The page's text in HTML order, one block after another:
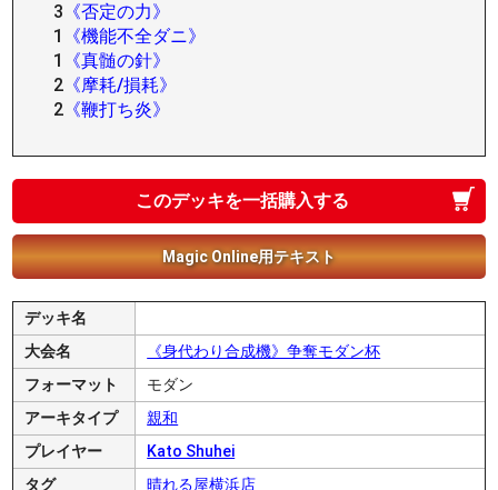
3 《否定の力》
1
《機能不全ダニ》
1
《真髄の針》
2 《摩耗/損耗》
2 《鞭打ち炎》
このデッキを一括購入する
Magic Online用テキスト
デッキ名
大会名
《身代わり合成機》争奪モダン杯
フォーマット
モダン
アーキタイプ
親和
プレイヤー
Kato Shuhei
タグ
晴れる屋横浜店